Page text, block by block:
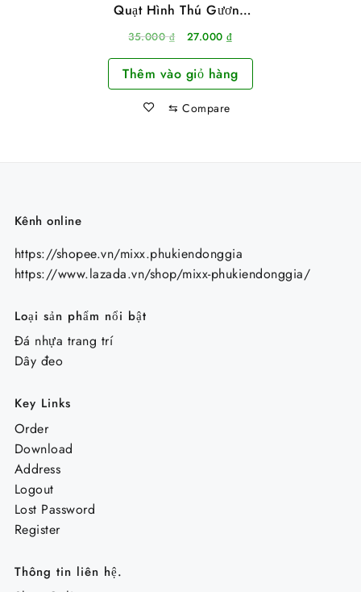
Quạt Hình Thú Gương
Trang Điểm Gấp Gọn
Có Đèn Led
35.000₫
Giá
gốc
là:
35.000 ₫.
27.000₫Giá
hiện
tại
là:
Thêm vào giỏ hàng
⇆ Compare
Kênh online
https://shopee.vn/mixx.phukiendonggia
https://www.lazada.vn/shop/mixx-phukiendonggia/
Loại sản phẩm nổi bật
Đá nhựa trang trí
Dây đeo
Key Links
Order
Download
Address
Logout
Lost Password
Register
Thông tin liên hệ.